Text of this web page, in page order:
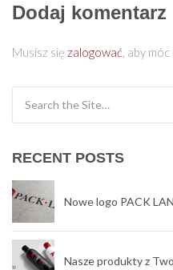
Dodaj komentarz
Musisz się zalogować, aby
RECENT POSTS
Nowe logo PACK
Nasze produkty z